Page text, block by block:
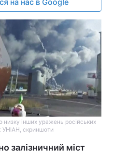
на нас в Google
інших уражень російських
УНІАН, скриншоти
залізничний міст